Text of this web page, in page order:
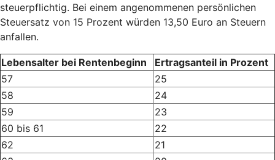
steuerpflichtig. Bei einem angenommenen persönlichen
Steuersatz von 15 Prozent würden 13,50 Euro an Steuern
anfallen.
Lebensalter bei Rentenbeginn
Ertragsanteil in Prozent
57
25
58
24
59
23
60 bis 61
22
62
21